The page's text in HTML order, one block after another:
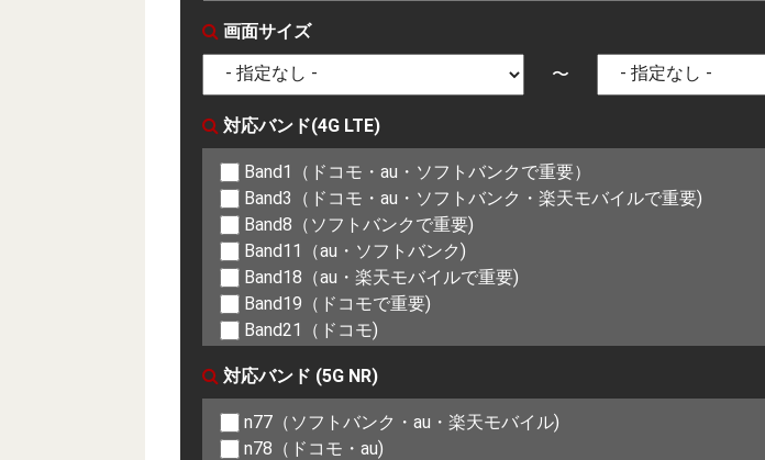
画面サイズ
〜
対応バンド(4G LTE)
Band1（ドコモ・au・ソフトバンクで重要）
Band3（ドコモ・au・ソフトバンク・楽天モバイルで重要)
Band8（ソフトバンクで重要)
Band11（au・ソフトバンク)
Band18（au・楽天モバイルで重要)
Band19（ドコモで重要)
Band21（ドコモ)
Band28（ドコモ・au・ソフトバンク)
Band42（ドコモ・au・ソフトバンク)
対応バンド (5G NR)
n77（ソフトバンク・au・楽天モバイル)
n78（ドコモ・au)